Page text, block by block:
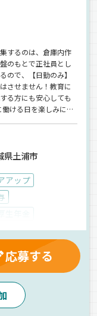
するのは、倉庫内作
のもとで正社員とし
ので、【日勤のみ】
させません！教育に
る方にも安心しても
ける日を楽しみにし
県土浦市
アップ
有給休暇
休日出勤割増金
金制度
深夜手当
業員募集
応募する